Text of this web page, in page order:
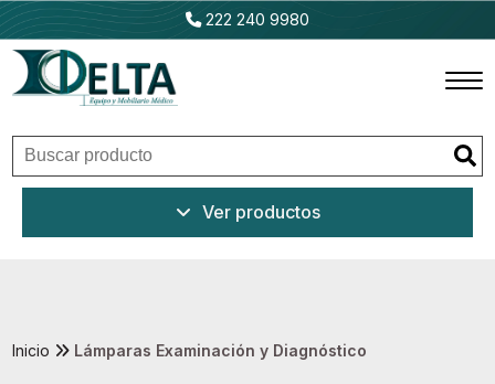
222 240 9980
Inicio
Outlet
Ver productos
Inicio Lámparas Examinación y Diagnóstico